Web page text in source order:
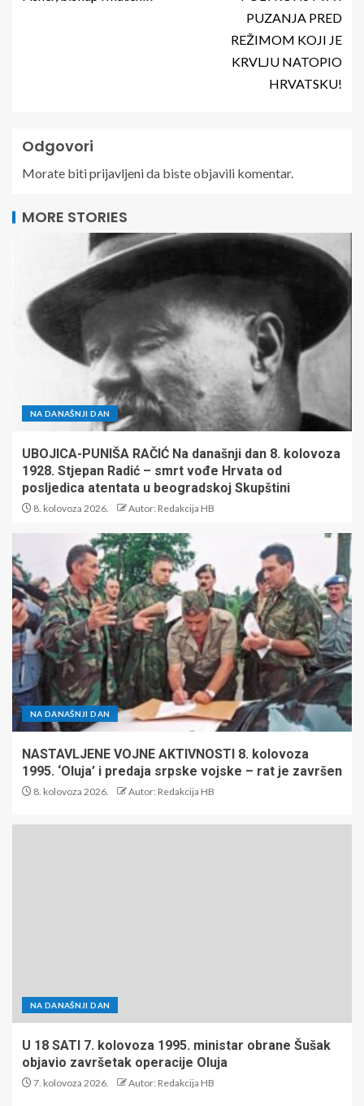
PUZANJA PRED
REŽIMOM KOJI JE
KRVLJU NATOPIO
HRVATSKU!
Odgovori
Morate bitiprijavljenida biste objavili komentar.
MORE STORIES
NA DANAŠNJI DAN
UBOJICA-PUNIŠA RAČIĆ Na današnji dan 8. kolovoza
1928. Stjepan Radić – smrt vođe Hrvata od
posljedica atentata u beogradskoj Skupštini
8. kolovoza 2026. Autor: Redakcija HB
NA DANAŠNJI DAN
NASTAVLJENE VOJNE AKTIVNOSTI 8. kolovoza
1995. ‘Oluja’ i predaja srpske vojske – rat je završen
8. kolovoza 2026. Autor: Redakcija HB
NA DANAŠNJI DAN
U 18 SATI 7. kolovoza 1995. ministar obrane Šušak
objavio završetak operacije Oluja
7. kolovoza 2026. Autor: Redakcija HB